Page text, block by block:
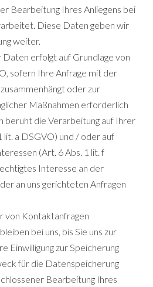
Bearbeitung Ihres Anliegens bei
Diese Daten geben wir
weiter.
erfolgt auf Grundlage von
sofern Ihre Anfrage mit der
oder zur
Maßnahmen erforderlich
beruht die Verarbeitung auf Ihrer
lit. a DSGVO) und / oder auf
(Art. 6 Abs. 1 lit. f
Interesse an der
an uns gerichteten Anfragen
von Kontaktanfragen
bei uns, bis Sie uns zur
Einwilligung zur Speicherung
für die Datenspeicherung
Bearbeitung Ihres